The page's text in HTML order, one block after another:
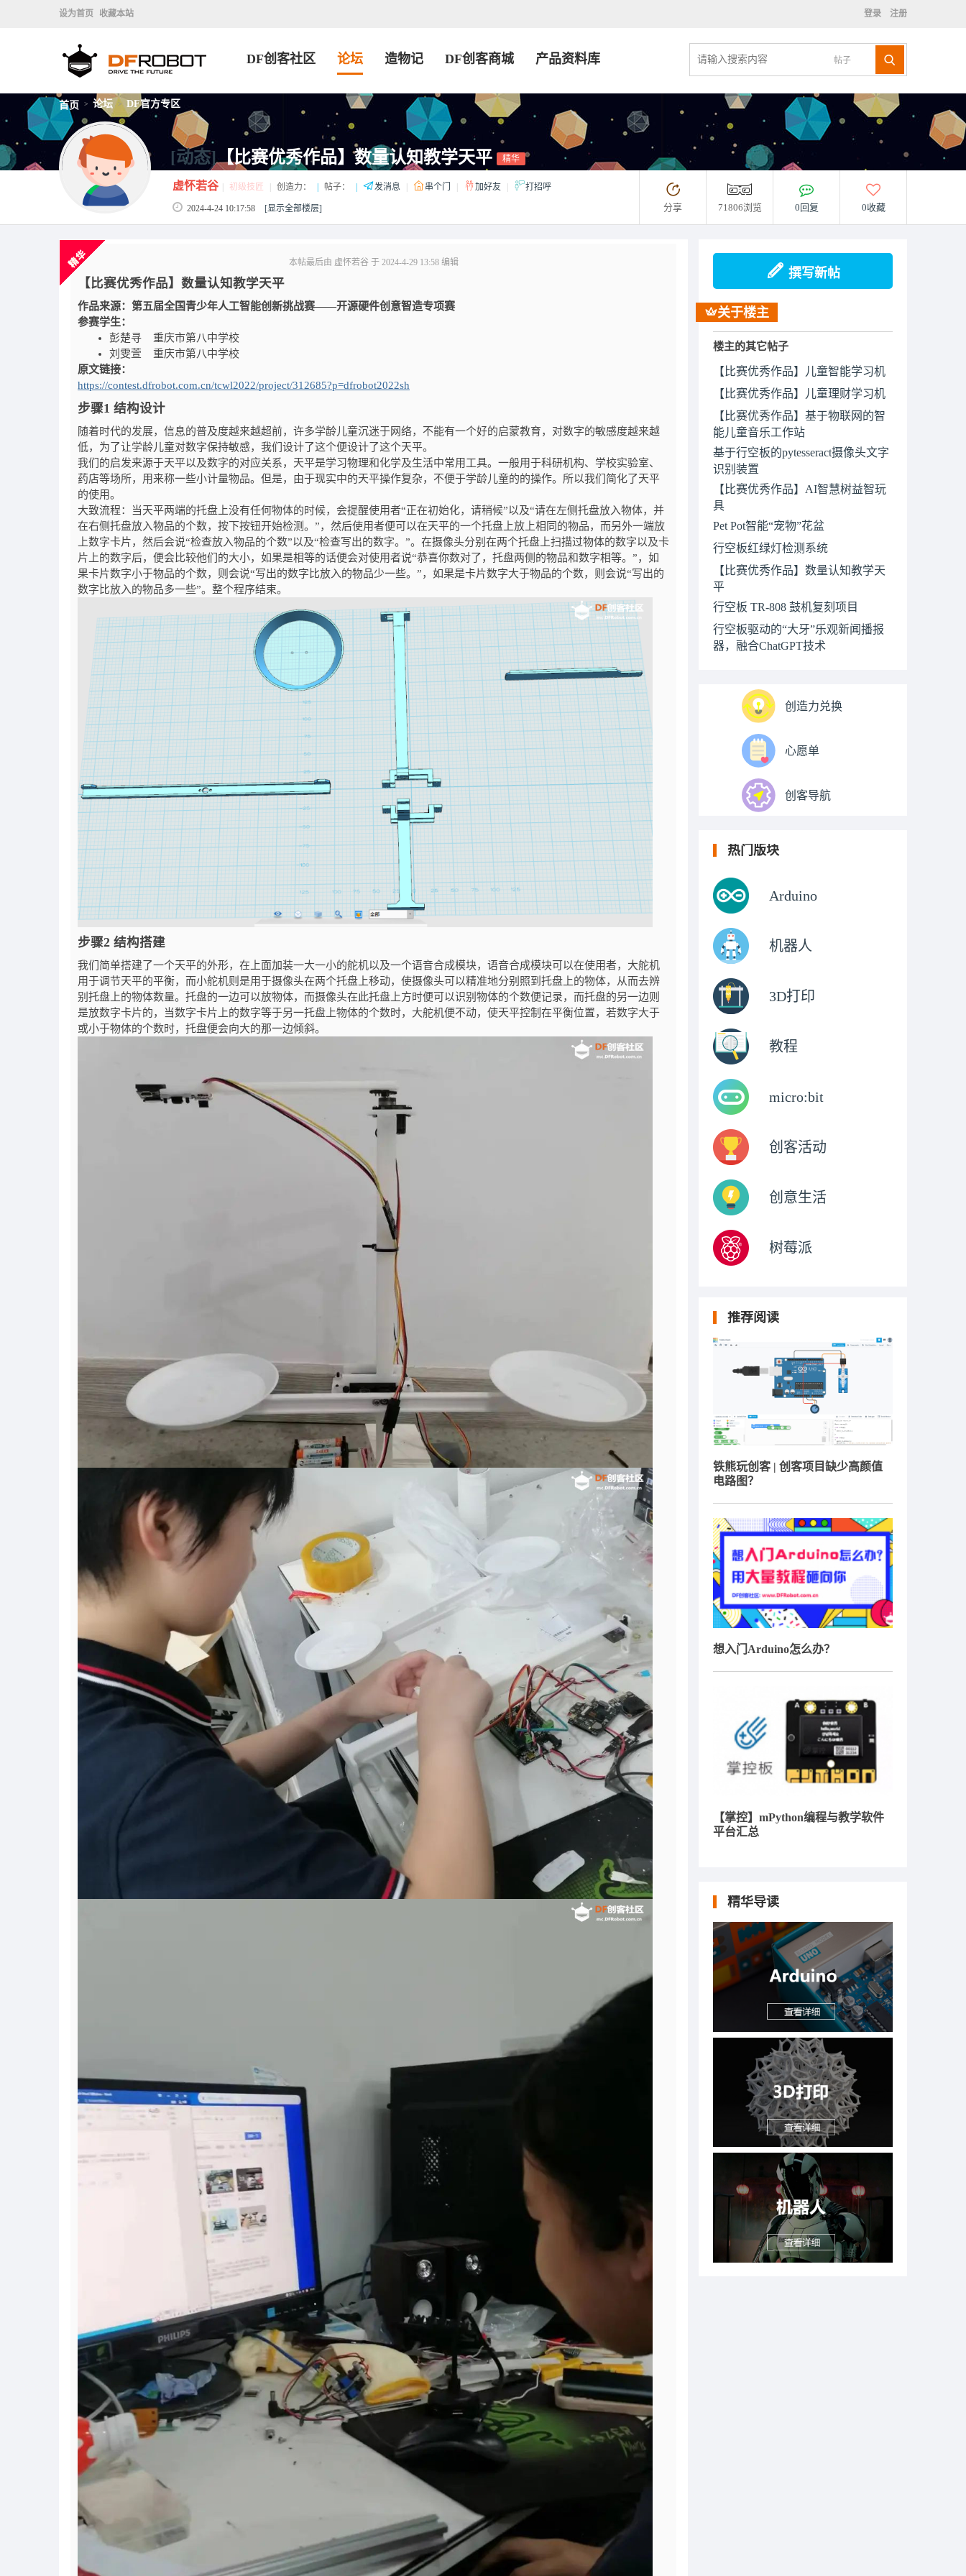
设为首页 收藏本站 登录 注册
帖子
DF创客社区 论坛 造物记 DF创客商城 产品资料库
首页 > 论坛 > DF官方专区
[动态]【比赛优秀作品】数量认知教学天平 精华
虚怀若谷 初级技匠 创造力： 帖子： 发消息 串个门 加好友 打招呼
2024-4-24 10:17:58 [显示全部楼层] 分享 71806浏览 0回复 0收藏
本帖最后由 虚怀若谷 于 2024-4-29 13:58 编辑
【比赛优秀作品】数量认知教学天平
作品来源：第五届全国青少年人工智能创新挑战赛——开源硬件创意智造专项赛
参赛学生：
彭楚寻 重庆市第八中学校
刘雯萱 重庆市第八中学校
原文链接：
https://contest.dfrobot.com.cn/tcwl2022/project/312685?p=dfrobot2022sh
步骤1 结构设计
随着时代的发展，信息的普及度越来越超前，许多学龄儿童沉迷于网络，不能有一个好的启蒙教育，对数字的敏感度越来越
低，为了让学龄儿童对数字保持敏感，我们设计了这个便设计了这个天平。
我们的启发来源于天平以及数字的对应关系，天平是学习物理和化学及生活中常用工具。一般用于科研机构、学校实验室、
药店等场所，用来称一些小计量物品。但是，由于现实中的天平操作复杂，不便于学龄儿童的的操作。所以我们简化了天平
的使用。
大致流程：当天平两端的托盘上没有任何物体的时候，会提醒使用者“正在初始化，请稍候”以及“请在左侧托盘放入物体，并
在右侧托盘放入物品的个数，按下按钮开始检测。”，然后使用者便可以在天平的一个托盘上放上相同的物品，而另外一端放
上数字卡片，然后会说“检查放入物品的个数”以及“检查写出的数字。”。在摄像头分别在两个托盘上扫描过物体的数字以及卡
片上的数字后，便会比较他们的大小，如果是相等的话便会对使用者说“恭喜你数对了，托盘两侧的物品和数字相等。”，如
果卡片数字小于物品的个数，则会说“写出的数字比放入的物品少一些。”，如果是卡片数字大于物品的个数，则会说“写出的
数字比放入的物品多一些”。整个程序结束。
步骤2 结构搭建
我们简单搭建了一个天平的外形，在上面加装一大一小的舵机以及一个语音合成模块，语音合成模块可以在使用者，大舵机
用于调节天平的平衡，而小舵机则是用于摄像头在两个托盘上移动，使摄像头可以精准地分别照到托盘上的物体，从而去辨
别托盘上的物体数量。托盘的一边可以放物体，而摄像头在此托盘上方时便可以识别物体的个数便记录，而托盘的另一边则
是放数字卡片的，当数字卡片上的数字等于另一托盘上物体的个数时，大舵机便不动，使天平控制在平衡位置，若数字大于
或小于物体的个数时，托盘便会向大的那一边倾斜。
撰写新帖
关于楼主
楼主的其它帖子
【比赛优秀作品】儿童智能学习机
【比赛优秀作品】儿童理财学习机
【比赛优秀作品】基于物联网的智
能儿童音乐工作站
基于行空板的pytesseract摄像头文字
识别装置
【比赛优秀作品】AI智慧树益智玩
具
Pet Pot智能“宠物”花盆
行空板红绿灯检测系统
【比赛优秀作品】数量认知教学天
平
行空板 TR-808 鼓机复刻项目
行空板驱动的“大牙”乐观新闻播报
器，融合ChatGPT技术
创造力兑换
心愿单
创客导航
热门版块
Arduino
机器人
3D打印
教程
micro:bit
创客活动
创意生活
树莓派
推荐阅读
铁熊玩创客 | 创客项目缺少高颜值
电路图？
想入门Arduino怎么办？
【掌控】mPython编程与教学软件
平台汇总
精华导读